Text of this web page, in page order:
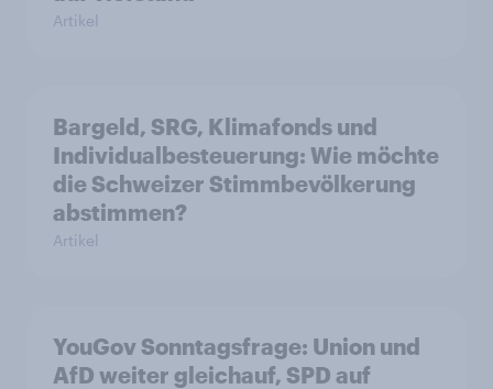
Artikel
Bargeld, SRG, Klimafonds und
Individualbesteuerung: Wie möchte
die Schweizer Stimmbevölkerung
abstimmen?
Artikel
YouGov Sonntagsfrage: Union und
AfD weiter gleichauf, SPD auf